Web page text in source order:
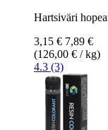
Hartsiväri
3,15 € 7,89 €
(126,00 € / kg)
4.3 (3)